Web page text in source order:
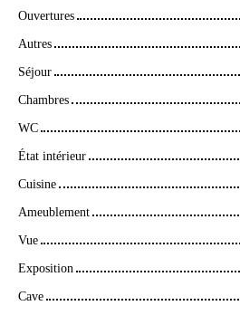
Ouvertures
Autres
Séjour
Chambres
WC
État intérieur
Cuisine
Ameublement
Vue
Exposition
Cave